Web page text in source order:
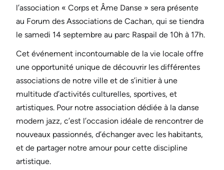
l’association « Corps et Âme Danse » sera présente
au Forum des Associations de Cachan, qui se tiendra
le samedi 14 septembre au parc Raspail de 10h à 17h.
Cet événement incontournable de la vie locale offre
une opportunité unique de découvrir les différentes
associations de notre ville et de s’initier à une
multitude d’activités culturelles, sportives, et
artistiques. Pour notre association dédiée à la danse
modern jazz, c’est l’occasion idéale de rencontrer de
nouveaux passionnés, d’échanger avec les habitants,
et de partager notre amour pour cette discipline
artistique.